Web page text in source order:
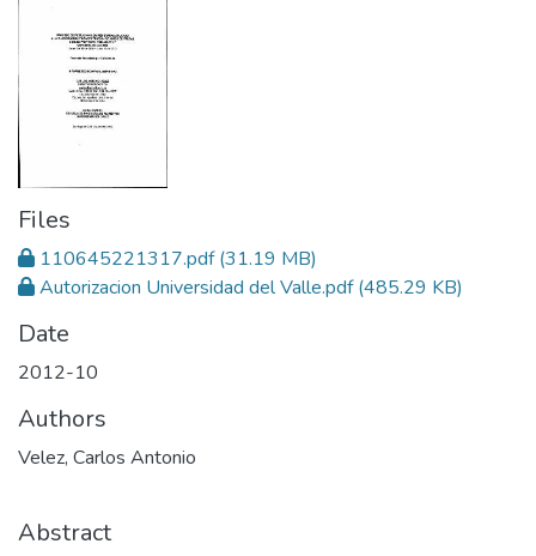
Files
110645221317.pdf(31.19 MB)
Autorizacion Universidad del Valle.pdf(485.29 KB)
Date
2012-10
Authors
Velez, Carlos Antonio
Abstract